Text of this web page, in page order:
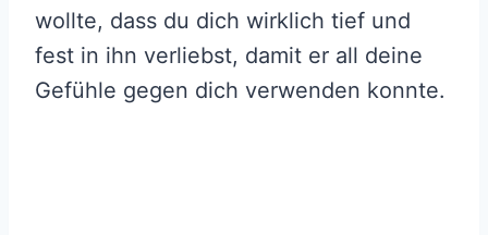
wollte, dass du dich wirklich tief und
fest in ihn verliebst, damit er all deine
Gefühle gegen dich verwenden konnte.